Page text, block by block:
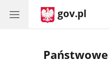
gov.pl